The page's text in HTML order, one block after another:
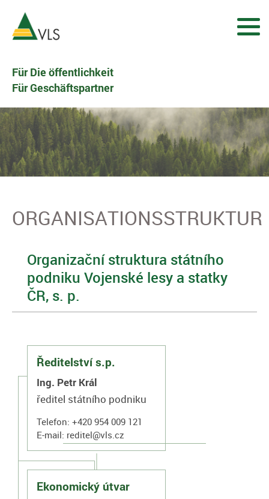
Für Die öffentlichkeit
Für Geschäftspartner
ORGANISATIONSSTRUKTUR
Organizační struktura státního
podniku Vojenské lesy a statky
ČR, s. p.
Ředitelství s.p.
Ing. Petr Král
ředitel státního podniku
Telefon: +420 954 009 121
E-mail: reditel@vls.cz
Ekonomický útvar